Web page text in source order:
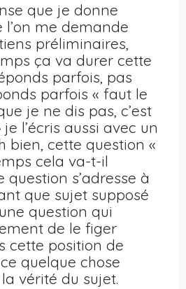
que je donne
l’on me demande
préliminaires,
ça va durer cette
parfois, pas
parfois « faut le
je ne dis pas, c’est
l’écris aussi avec un
bien, cette question «
cela va-t-il
question s’adresse à
que sujet supposé
question qui
de le figer
cette position de
quelque chose
vérité du sujet.